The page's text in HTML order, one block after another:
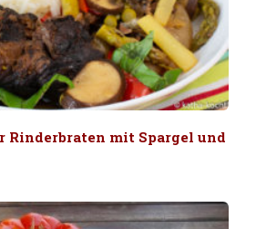
Rinderbraten mit Spargel und